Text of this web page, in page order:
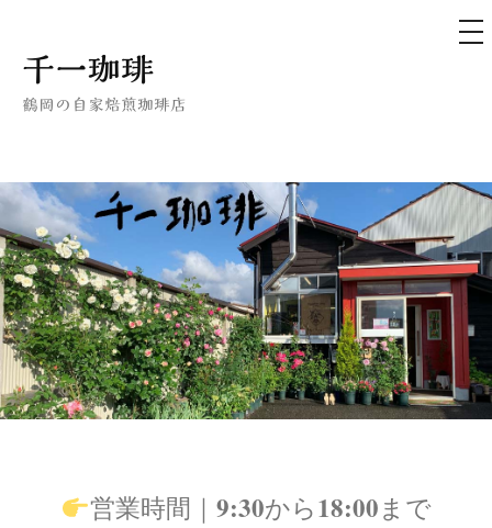
コ
ン
ツ
ス
キ
ッ
プ
千一珈琲
鶴岡の自家焙煎珈琲店
メ
ニ
営業時間｜ 9:30から18:00まで